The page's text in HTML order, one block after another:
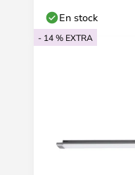
En stock
- 14 % EXTRA